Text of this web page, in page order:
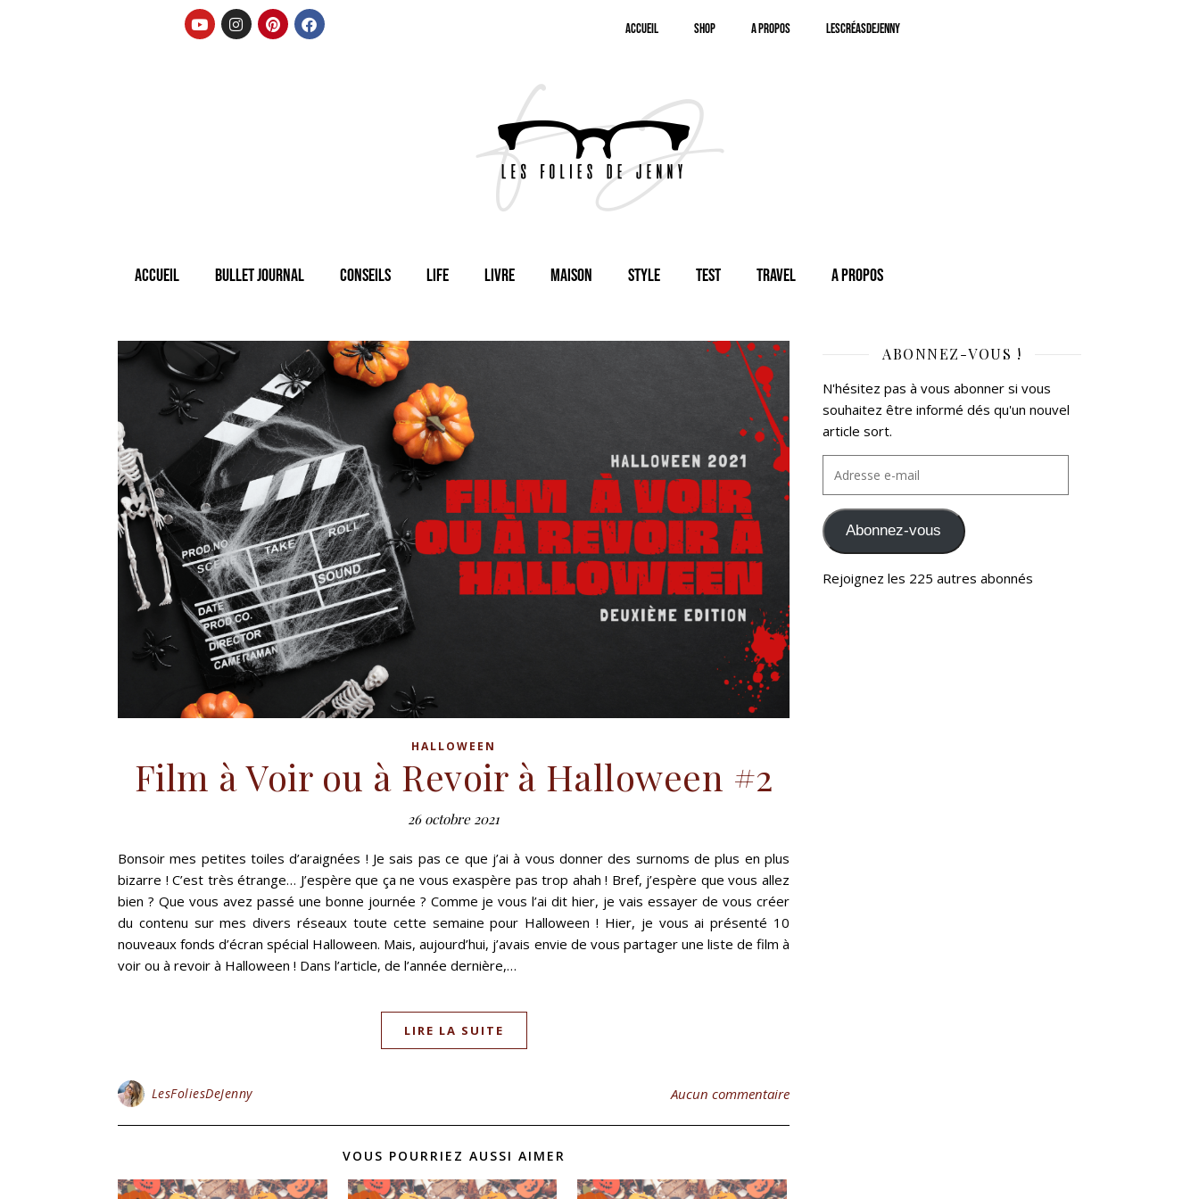
Accueil SHOP A Propos LesCréasdeJenny
Accueil Bullet Journal Conseils Life Livre Maison Style Test Travel A Propos
HALLOWEEN
Film à Voir ou à Revoir à Halloween #2
26 octobre 2021
Bonsoir mes petites toiles d’araignées ! Je sais pas ce que j’ai à vous donner des surnoms de plus en plus
bizarre ! C’est très étrange… J’espère que ça ne vous exaspère pas trop ahah ! Bref, j’espère que vous allez
bien ? Que vous avez passé une bonne journée ? Comme je vous l’ai dit hier, je vais essayer de vous créer
du contenu sur mes divers réseaux toute cette semaine pour Halloween ! Hier, je vous ai présenté 10
nouveaux fonds d’écran spécial Halloween. Mais, aujourd’hui, j’avais envie de vous partager une liste de film à
voir ou à revoir à Halloween ! Dans l’article, de l’année dernière,…
LIRE LA SUITE
LesFoliesDeJenny Aucun commentaire
VOUS POURRIEZ AUSSI AIMER
ABONNEZ-VOUS !
N'hésitez pas à vous abonner si vous
souhaitez être informé dés qu'un nouvel
article sort.
Abonnez-vous
Rejoignez les 225 autres abonnés